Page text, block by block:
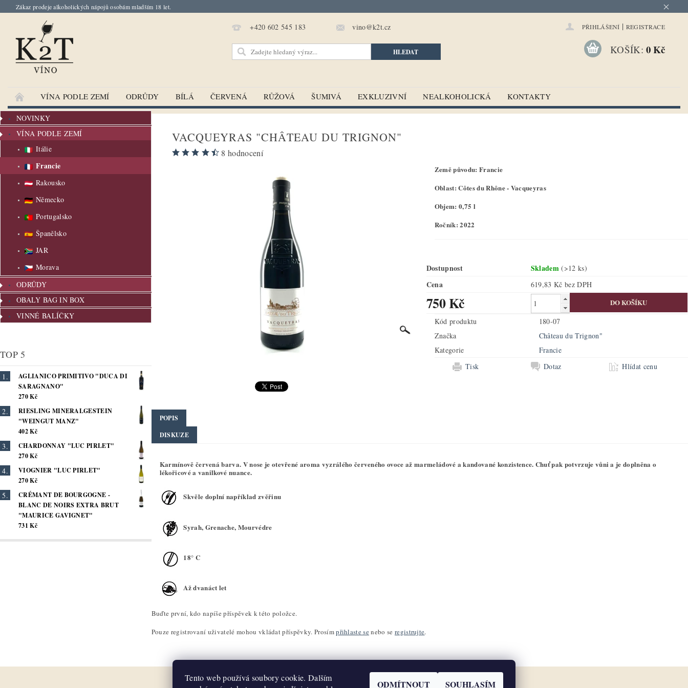
Zákaz prodeje alkoholických nápojů osobám mladším 18 let.
+420 602 545 183 vino@k2t.cz PŘIHLÁŠENÍ | REGISTRACE
KOŠÍK: 0 Kč
VÍNA PODLE ZEMÍ ODRŮDY BÍLÁ ČERVENÁ RŮŽOVÁ ŠUMIVÁ EXKLUZIVNÍ NEALKOHOLICKÁ KONTAKTY
NOVINKY
VÍNA PODLE ZEMÍ
Itálie
Francie
Rakousko
Německo
Portugalsko
Španělsko
JAR
Morava
ODRŮDY
OBALY BAG IN BOX
VINNÉ BALÍČKY
TOP 5
AGLIANICO PRIMITIVO "DUCA DI
SARAGNANO"
270 Kč
RIESLING MINERALGESTEIN
"WEINGUT MANZ"
402 Kč
CHARDONNAY "LUC PIRLET"
270 Kč
VIOGNIER "LUC PIRLET"
270 Kč
CRÉMANT DE BOURGOGNE -
BLANC DE NOIRS EXTRA BRUT
"MAURICE GAVIGNET"
731 Kč
VACQUEYRAS "CHÂTEAU DU TRIGNON"
8 hodnocení
Země původu: Francie
Oblast: Côtes du Rhône - Vacqueyras
Objem: 0,75 l
Ročník: 2022
Dostupnost Skladem(>12 ks)
Cena 619,83 Kč bez DPH
750 Kč
Kód produktu
180-07
Značka
Château du Trignon"
Kategorie
Francie
Tisk
Dotaz Hlídat cenu
POPIS
DISKUZE
Karmínově červená barva. V nose je otevřené aroma vyzrálého červeného ovoce až marmeládové a kandované konzistence. Chuť pak potvrzuje vůni a je doplněna o
lékořicové a vanilkové nuance.
Skvěle doplní například zvěřinu
Syrah, Grenache, Mourvédre
18° C
Až dvanáct let
Buďte první, kdo napíše příspěvek k této položce.
Pouze registrovaní uživatelé mohou vkládat příspěvky. Prosímpřihlaste senebo se registrujte.
Tento web používá soubory cookie. Dalším
ODMÍTNOUT SOUHLASÍM